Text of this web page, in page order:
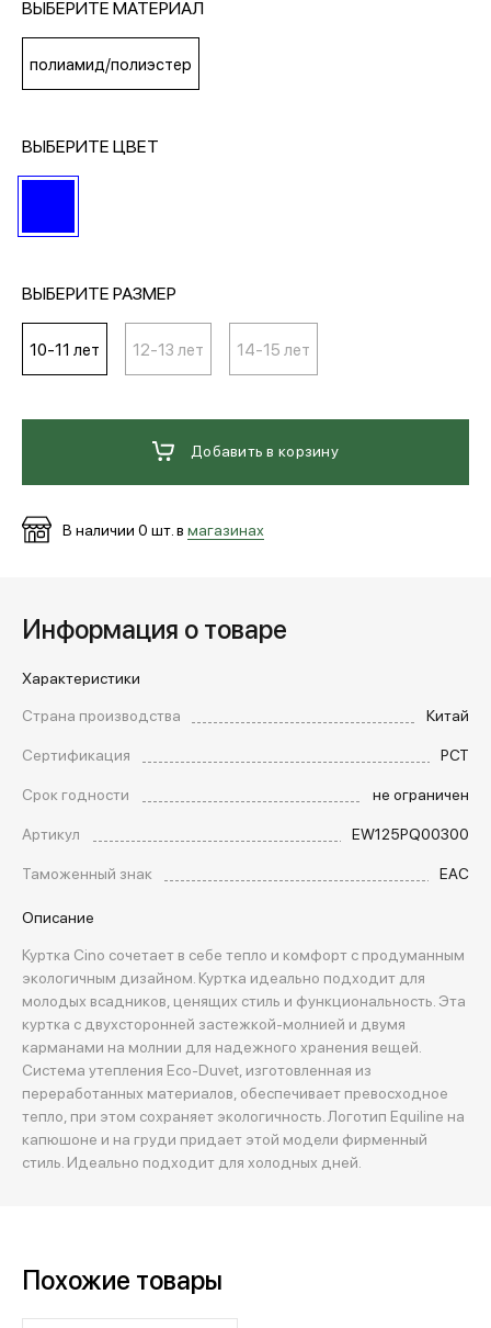
МЕДИА
ПОКУПАТЕЛЯМ
Вход в личный кабинет
+7 (495) 139-66-00
ВЫБЕРИТЕ МАТЕРИАЛ
полиамид/полиэстер
ВЫБЕРИТЕ ЦВЕТ
ВЫБЕРИТЕ РАЗМЕР
10-11 лет 12-13 лет 14-15 лет
Добавить в корзину
В наличии 0 шт. в магазинах
Информация о товаре
Характеристики
Страна производства
Китай
Сертификация
РСТ
Срок годности
не ограничен
Артикул
EW125PQ00300
Таможенный знак
EAC
Описание
Куртка Cino сочетает в себе тепло и комфорт с продуманным
экологичным дизайном. Куртка идеально подходит для
молодых всадников, ценящих стиль и функциональность. Эта
куртка с двухсторонней застежкой-молнией и двумя
карманами на молнии для надежного хранения вещей.
Система утепления Eco-Duvet, изготовленная из
переработанных материалов, обеспечивает превосходное
тепло, при этом сохраняет экологичность. Логотип Equiline на
капюшоне и на груди придает этой модели фирменный
стиль. Идеально подходит для холодных дней.
Похожие товары